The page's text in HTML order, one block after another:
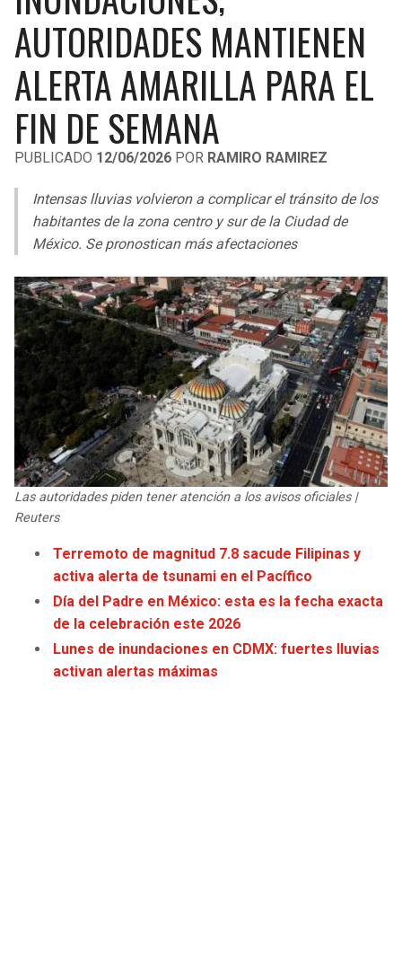
LIGA DE EXPANSIÓN MX
LEAGUES CUP
UEFA EUROPA LEAGUE
UEFA CONFERENCE LEAGUE
MLS
COPA LIBERTADORES
LIGA BETPLAY
OTRAS LIGAS
CHARGERS
RAVENS
STEELERS
TEXANS
COLTS
JAGUARS
TITANS
COWBOYS
GIANTS
EAGLES
COMMANDERS
CAVALIERS
PISTONS
PACERS
HORNETS
HEAT
MAGIC
WIZARDS
WARRIORS
CLIPPERS
LAKERS
SUNS
KINGS
AUTORIDADES MANTIENEN
ALERTA AMARILLA PARA EL
FIN DE SEMANA
PUBLICADO 12/06/2026 POR RAMIRO RAMIREZ
Intensas lluvias volvieron a complicar el tránsito de los
habitantes de la zona centro y sur de la Ciudad de
México. Se pronostican más afectaciones
Las autoridades piden tener atención a los avisos oficiales |
Reuters
Terremoto de magnitud 7.8 sacude Filipinas y
activa alerta de tsunami en el Pacífico
Día del Padre en México: esta es la fecha exacta
de la celebración este 2026
Lunes de inundaciones en CDMX: fuertes lluvias
activan alertas máximas